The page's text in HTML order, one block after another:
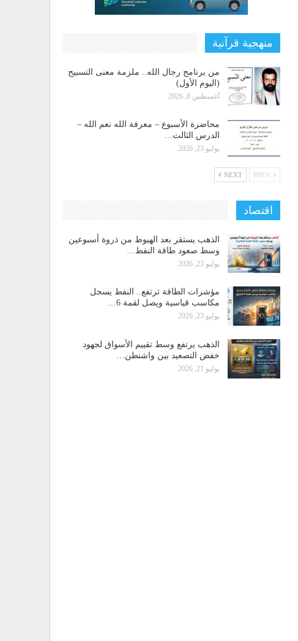
منهجية قرآنية
من برنامج رجال الله.. ملزمة معنى التسبيح
(اليوم الأول)
أغسطس 8, 2026
محاضرة الأسبوع – معرفة الله نعم الله –
الدرس الثالث…
يوليو 23, 2026
NEXT
اقتصاد
الذهب يستقر بعد الهبوط من ذروة أسبوعين
وسط صعود طاقة النفط…
يوليو 23, 2026
مؤشرات الطاقة ترتفع.. النفط يسجل
مكاسب قياسية ويصل لقمة 6…
يوليو 23, 2026
الذهب يرتفع وسط تقييم الأسواق لجهود
خفض التصعيد بين واشنطن…
يوليو 21, 2026